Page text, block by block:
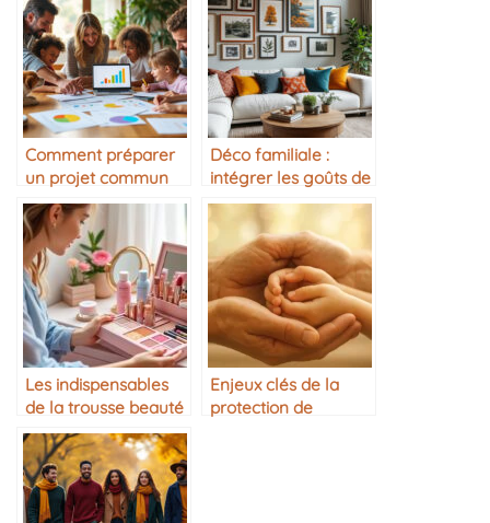
Comment préparer
un projet commun
en famille
Déco familiale :
intégrer les goûts de
chacun
Les indispensables
de la trousse beauté
mère/fille
Enjeux clés de la
protection de